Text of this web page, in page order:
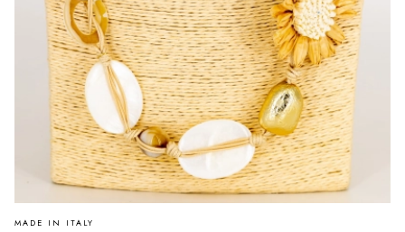
PRODUCENT
MADE IN ITALY